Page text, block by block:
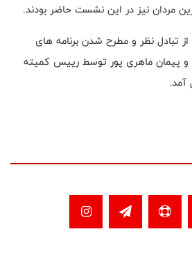
مردان نیز در این نشست حاضر بودند.
تبادل نظر و مطرح شدن برنامه های
پیمان ماهری پور توسط رییس کمیته
آمد.